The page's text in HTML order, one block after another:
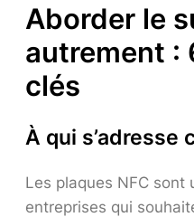
Aborder le
autrement :
clés
À qui s’adresse
Les plaques NFC sont
entreprises qui